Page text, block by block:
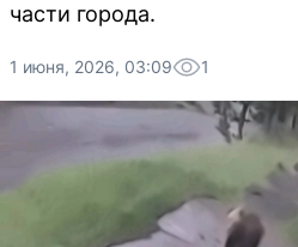
части города.
1 июня, 2026, 03:09 1